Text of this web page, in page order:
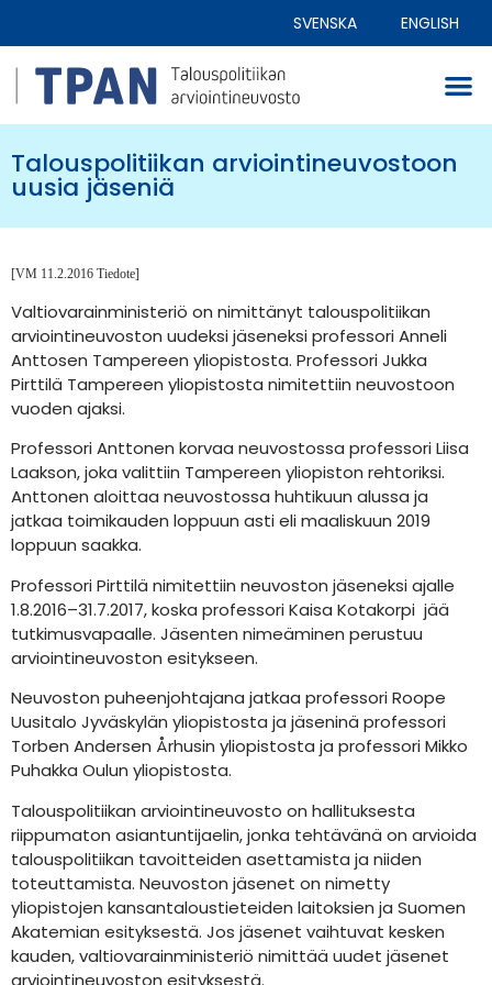
SVENSKA ENGLISH
Talouspolitiikan arviointineuvostoon
uusia jäseniä
[VM 11.2.2016 Tiedote]
Valtiovarainministeriö on nimittänyt talouspolitiikan
arviointineuvoston uudeksi jäseneksi professori Anneli
Anttosen Tampereen yliopistosta. Professori Jukka
Pirttilä Tampereen yliopistosta nimitettiin neuvostoon
vuoden ajaksi.
Professori Anttonen korvaa neuvostossa professori Liisa
Laakson, joka valittiin Tampereen yliopiston rehtoriksi.
Anttonen aloittaa neuvostossa huhtikuun alussa ja
jatkaa toimikauden loppuun asti eli maaliskuun 2019
loppuun saakka.
Professori Pirttilä nimitettiin neuvoston jäseneksi ajalle
1.8.2016–31.7.2017, koska professori Kaisa Kotakorpi jää
tutkimusvapaalle. Jäsenten nimeäminen perustuu
arviointineuvoston esitykseen.
Neuvoston puheenjohtajana jatkaa professori Roope
Uusitalo Jyväskylän yliopistosta ja jäseninä professori
Torben Andersen Århusin yliopistosta ja professori Mikko
Puhakka Oulun yliopistosta.
Talouspolitiikan arviointineuvosto on hallituksesta
riippumaton asiantuntijaelin, jonka tehtävänä on arvioida
talouspolitiikan tavoitteiden asettamista ja niiden
toteuttamista. Neuvoston jäsenet on nimetty
yliopistojen kansantaloustieteiden laitoksien ja Suomen
Akatemian esityksestä. Jos jäsenet vaihtuvat kesken
kauden, valtiovarainministeriö nimittää uudet jäsenet
arviointineuvoston esityksestä.